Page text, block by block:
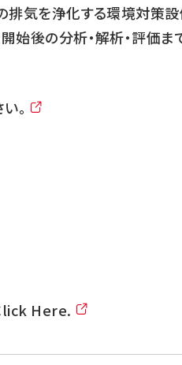
気を浄化する環境対策
後の分析・解析・評価
。
Here.